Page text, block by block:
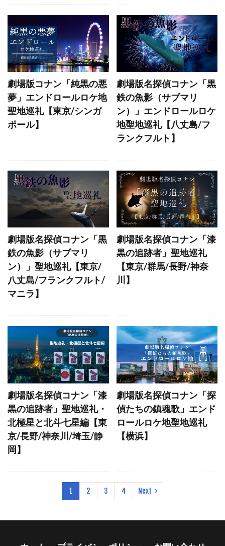
アネスト岩田 ターンパイク箱根 小田原料金所
川崎コンビナート 千鳥町ヤード
CNタワー
千両池
検察庁
北海道東照宮
タワーブリッジ
東京宝塚ビル
日本大学医学部附属板橋病院
新大久保駅
天保山大橋
宮下パーク
渋谷センター街入り口
五条大橋
一条戻橋
龍安寺
竹芝ふ頭のマスト
京橋駅南口（バス停）
横浜ランドマークタワー
東京ディズニーシー
綾瀬市 光陵公園
日本橋三越
八丈小島
ベルリン大聖堂
夢のつり橋
法曹会館駐車場横
八幡坂
幕張メッセ
テレコムセンタービル
東京ディズニーランド
東京駅
海遊館と大阪文化館・天保山を結ぶ橋
のんべい横丁
東京たらこスパゲティ 渋谷店
五条天神宮
羽田空港 第１旅客ターミナル２Ｆターミナルロビー
旧京都府警本部
嵐山の屋形船
よこはまコスモワールド
山手貝塚
東京タワー
八丈島
羽田空港 第3ターミナル
デニーズ西新宿店
前浜海岸
函館山山頂展望台
函館港末広緑地
劇場版コナン「純黒の悪
夢」エンドロールロケ地
聖地巡礼【東京/シンガ
ポール】
劇場版名探偵コナン「黒
鉄の魚影（サブマリ
ン）」エンドロールロケ
地聖地巡礼【八丈島/フ
ランクフルト】
劇場版名探偵コナン「黒
鉄の魚影（サブマリ
ン）」聖地巡礼【東京/
八丈島/フランクフルト/
マニラ】
劇場版名探偵コナン「漆
黒の追跡者」聖地巡礼
【東京/群馬/長野/神奈
川】
劇場版名探偵コナン「漆
黒の追跡者」聖地巡礼・
北極星と北斗七星編【東
京/長野/神奈川/埼玉/静
岡】
劇場版名探偵コナン「探
偵たちの鎮魂歌」エンド
ロールロケ地聖地巡礼
【横浜】
1 2 3 4 Next